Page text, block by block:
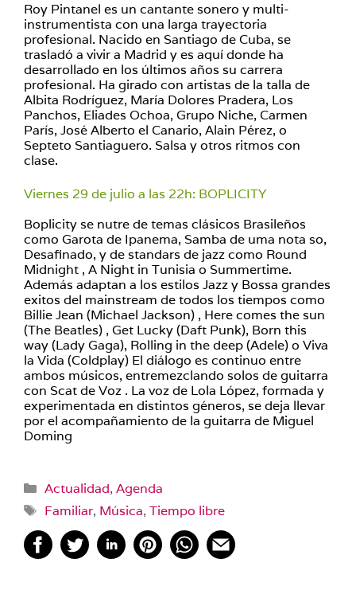
Roy Pintanel es un cantante sonero y multi-
instrumentista con una larga trayectoria
profesional. Nacido en Santiago de Cuba, se
trasladó a vivir a Madrid y es aquí donde ha
desarrollado en los últimos años su carrera
profesional. Ha girado con artistas de la talla de
Albita Rodríguez, María Dolores Pradera, Los
Panchos, Eliades Ochoa, Grupo Niche, Carmen
París, José Alberto el Canario, Alain Pérez, o
Septeto Santiaguero. Salsa y otros ritmos con
clase.
Viernes 29 de julio a las 22h: BOPLICITY
Boplicity se nutre de temas clásicos Brasileños
como Garota de Ipanema, Samba de uma nota so,
Desafinado, y de standars de jazz como Round
Midnight , A Night in Tunisia o Summertime.
Además adaptan a los estilos Jazz y Bossa grandes
exitos del mainstream de todos los tiempos como
Billie Jean (Michael Jackson) , Here comes the sun
(The Beatles) , Get Lucky (Daft Punk), Born this
way (Lady Gaga), Rolling in the deep (Adele) o Viva
la Vida (Coldplay) El diálogo es continuo entre
ambos músicos, entremezclando solos de guitarra
con Scat de Voz . La voz de Lola López, formada y
experimentada en distintos géneros, se deja llevar
por el acompañamiento de la guitarra de Miguel
Doming
Categorías
Actualidad, Agenda
Etiquetas
Familiar, Música, Tiempo libre